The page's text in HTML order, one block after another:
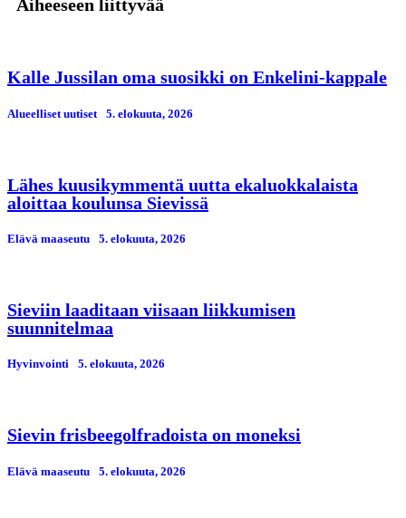
Aiheeseen liittyvää
Kalle Jussilan oma suosikki on Enkelini-kappale
Alueelliset uutiset 5. elokuuta, 2026
Lähes kuusikymmentä uutta ekaluokkalaista
aloittaa koulunsa Sievissä
Elävä maaseutu 5. elokuuta, 2026
Sieviin laaditaan viisaan liikkumisen
suunnitelmaa
Hyvinvointi 5. elokuuta, 2026
Sievin frisbeegolfradoista on moneksi
Elävä maaseutu 5. elokuuta, 2026